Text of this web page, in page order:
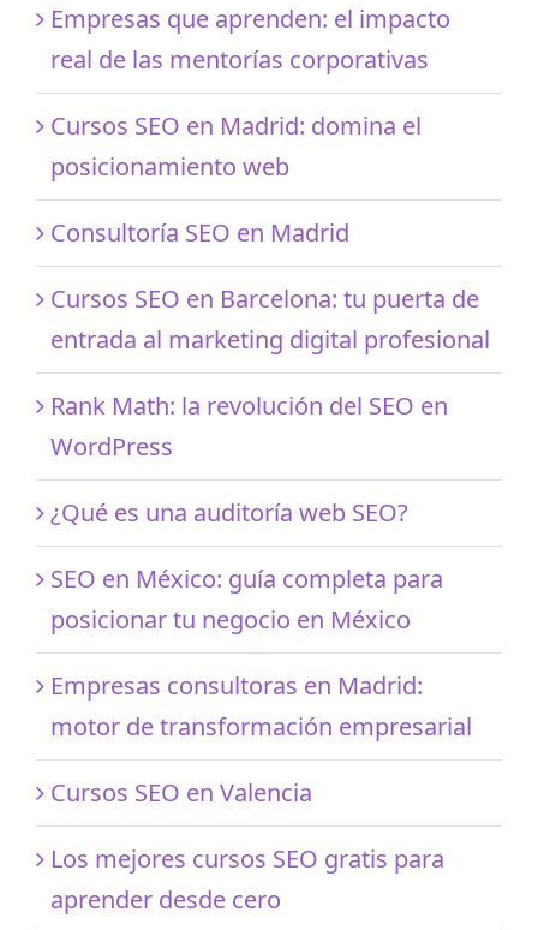
Empresas que aprenden: el impacto
real de las mentorías corporativas
Cursos SEO en Madrid: domina el
posicionamiento web
Consultoría SEO en Madrid
Cursos SEO en Barcelona: tu puerta de
entrada al marketing digital profesional
Rank Math: la revolución del SEO en
WordPress
¿Qué es una auditoría web SEO?
SEO en México: guía completa para
posicionar tu negocio en México
Empresas consultoras en Madrid:
motor de transformación empresarial
Cursos SEO en Valencia
Los mejores cursos SEO gratis para
aprender desde cero